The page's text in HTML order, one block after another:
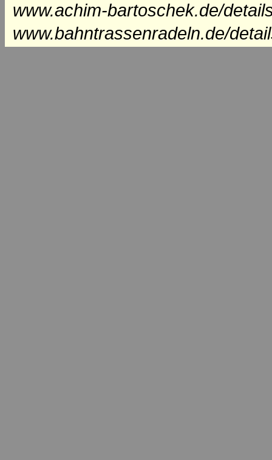
www.achim-bartoschek.de/
www.bahntrassenradeln.de/